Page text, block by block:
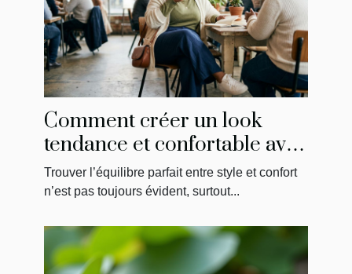
Comment créer un look
tendance et confortable avec
des conseils mode grande
taille ?
Trouver l’équilibre parfait entre style et confort
n’est pas toujours évident, surtout...